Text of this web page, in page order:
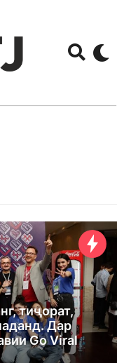
тиҷорат,
Дар
Go Viral